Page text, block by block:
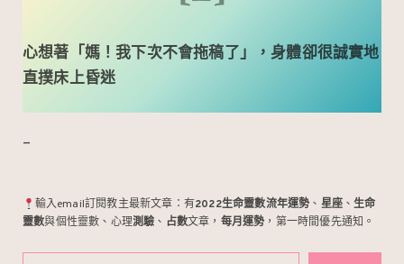
心想著「媽！我下次不會拖稿了」，身體卻很誠實地
直撲床上昏迷
–
輸入email訂閱教主最新文章：有2022生命靈數流年運勢 、 星座 、生命
靈數與個性靈數、心理測驗 、 占數文章， 每月運勢 ，第一時間優先通知。
輸入你的電子郵件地址